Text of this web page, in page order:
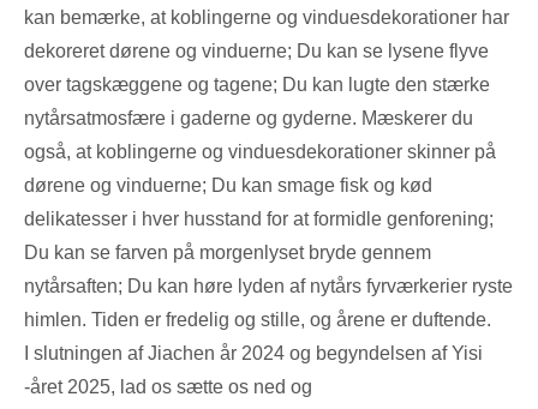
kan bemærke, at koblingerne og vinduesdekorationer har
dekoreret dørene og vinduerne; Du kan se lysene flyve
over tagskæggene og tagene; Du kan lugte den stærke
nytårsatmosfære i gaderne og gyderne. Mæskerer du
også, at koblingerne og vinduesdekorationer skinner på
dørene og vinduerne; Du kan smage fisk og kød
delikatesser i hver husstand for at formidle genforening;
Du kan se farven på morgenlyset bryde gennem
nytårsaften; Du kan høre lyden af ​​nytårs fyrværkerier ryste
himlen. Tiden er fredelig og stille, og årene er duftende.
I slutningen af ​​Jiachen år 2024 og begyndelsen af ​​Yisi
-året 2025, lad os sætte os ned og